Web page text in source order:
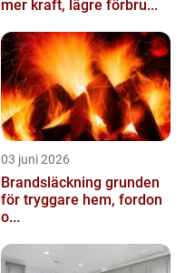
mer kraft, lägre förbru...
03 juni 2026
Brandsläckning grunden
för tryggare hem, fordon
o...